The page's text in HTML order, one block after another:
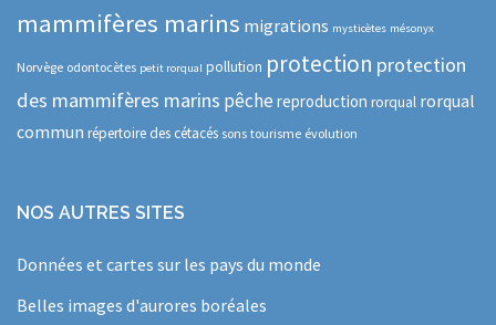
mammifères marins migrations mysticètes mésonyx
Norvège odontocètes petit rorqual pollution protection protection
des mammifères marins pêche reproduction rorqual rorqual
commun répertoire des cétacés sons tourisme évolution
NOS AUTRES SITES
Données et cartes sur les pays du monde
Belles images d'aurores boréales